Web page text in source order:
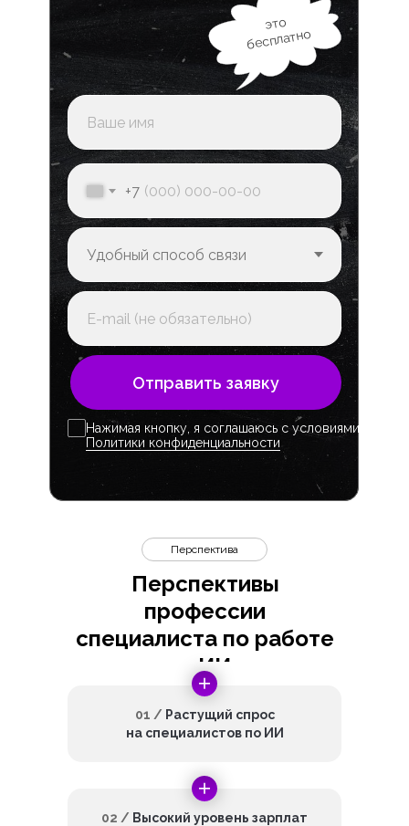
+7
Отправить заявку
это
бесплатно
Нажимая кнопку, я соглашаюсь с условиями
Политики конфиденциальности
Перспективы
профессии
специалиста по работе
с ИИ
Перспектива
02 / Высокий уровень зарплат
01 / Растущий спрос
на специалистов по ИИ